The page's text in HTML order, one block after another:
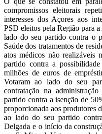
compromissos eleitorais
interesses dos Açores aos
PSD eleitos pela Região para
lado do seu partido contra o
Saúde dos tratamentos de
atos médicos não realizáveis
partido contra a
milhões de euros de
Votaram ao lado do seu
contratação na
partido contra a isenção de
proporcionada aos produtores
ao lado do seu partido
Delgada e o início da